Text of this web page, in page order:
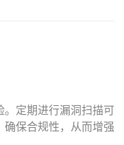
定期进行漏洞扫描可
保合规性，从而增强